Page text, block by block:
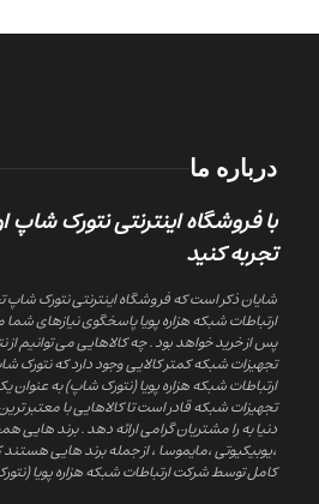
درباره ما
با فروشگاه اینترنتی نتورک شاپ
تجربه کنید
شایان ذکر است که فروشگاه اینترنتی نتورک
ارتباطات شبکه هزاره پویا پاسخگوی نیازهای
پس از خرید خواهد بود . چه کالاهایی می توانیم
تجهیزات شبکه کمتر کالایی وجود دارد که
ارتباطات شبکه هزاره پویا (نتورک شاپ) به
تجهیزات شبکه قادر است تا کالاهایی با معتبر
دنیا به را مشتریان گرامی ارائه دهد . برند
،یوبیکیوتی ،مایموسا ، از جمله برند هایی
کامل توسط شرکت ارتباطات شبکه هزاره پویا